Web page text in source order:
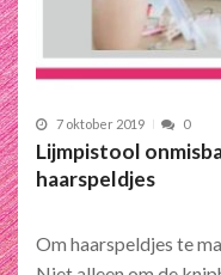
7 oktober 2019 0
Lijmpistool
haarspeldjes
Om haarspeldjes te